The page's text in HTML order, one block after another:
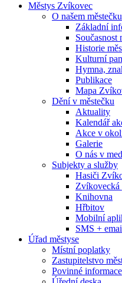
Městys Zvíkovec
O našem městečku
Základní
Současnost
Historie
Kulturní
Hymna,
Publikace
Mapa
Dění v městečku
Aktuality
Kalendář
Akce v
Galerie
O nás v
Subjekty a služby
Hasiči
Zvíkovecká
Knihovna
Hřbitov
Mobilní
SMS +
Úřad městyse
Místní poplatky
Zastupitelstvo
Povinné informace